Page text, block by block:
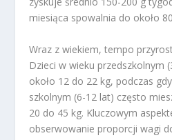
miesiąca spowalnia do około
Wraz z wiekiem, tempo
Dzieci w wieku przedszkolnym
około 12 do 22 kg, podczas
szkolnym (6-12 lat) często
20 do 45 kg. Kluczowym
obserwowanie proporcji wagi